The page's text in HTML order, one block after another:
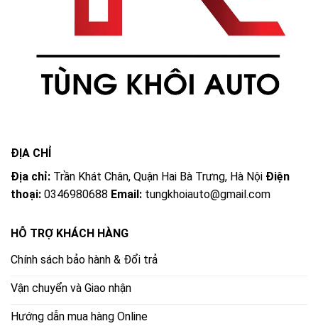
ĐỊA CHỈ
Địa chỉ: Trần Khát Chân, Quận Hai Bà Trưng, Hà Nội Điện
thoại: 0346980688 Email: tungkhoiauto@gmail.com
HỖ TRỢ KHÁCH HÀNG
Chính sách bảo hành & Đổi trả
Vận chuyển và Giao nhận
Hướng dẫn mua hàng Online